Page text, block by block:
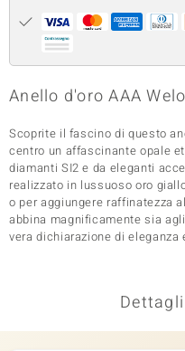
Anello d'oro AAA
Scoprite il fascino di questo
centro un affascinante opale
diamanti SI2 e da eleganti
realizzato in lussuoso oro
o per aggiungere raffinatezza
abbina magnificamente sia
vera dichiarazione di eleganza